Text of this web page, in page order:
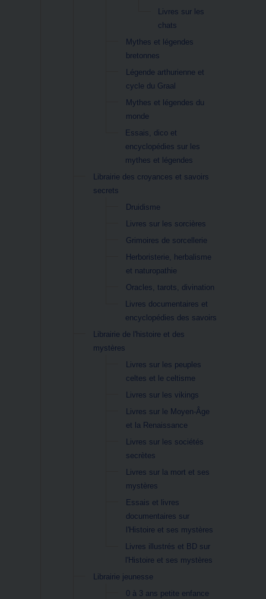
Livres sur les
chats
Mythes et légendes
bretonnes
Légende arthurienne et
cycle du Graal
Mythes et légendes du
monde
Essais, dico et
encyclopédies sur les
mythes et légendes
Librairie des croyances et savoirs
secrets
Druidisme
Livres sur les sorcières
Grimoires de sorcellerie
Herboristerie, herbalisme
et naturopathie
Oracles, tarots, divination
Livres documentaires et
encyclopédies des savoirs
Librairie de l'histoire et des
mystères
Livres sur les peuples
celtes et le celtisme
Livres sur les vikings
Livres sur le Moyen-Âge
et la Renaissance
Livres sur les sociétés
secrètes
Livres sur la mort et ses
mystères
Essais et livres
documentaires sur
l'Histoire et ses mystères
Livres illustrés et BD sur
l'Histoire et ses mystères
Librairie jeunesse
0 à 3 ans petite enfance